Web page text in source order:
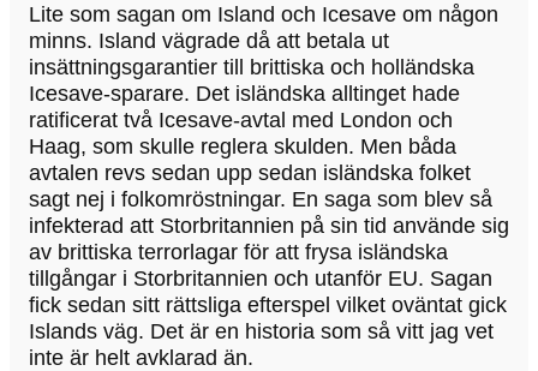
Lite som sagan om Island och Icesave om någon
minns. Island vägrade då att betala ut
insättningsgarantier till brittiska och holländska
Icesave-sparare. Det isländska alltinget hade
ratificerat två Icesave-avtal med London och
Haag, som skulle reglera skulden. Men båda
avtalen revs sedan upp sedan isländska folket
sagt nej i folkomröstningar. En saga som blev så
infekterad att Storbritannien på sin tid använde sig
av brittiska terrorlagar för att frysa isländska
tillgångar i Storbritannien och utanför EU. Sagan
fick sedan sitt rättsliga efterspel vilket oväntat gick
Islands väg. Det är en historia som så vitt jag vet
inte är helt avklarad än.